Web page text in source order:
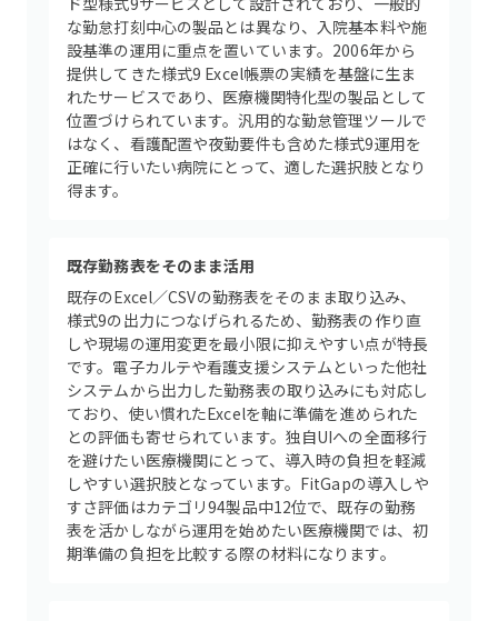
な勤怠打刻中心の製品とは異なり、入院基本料や施
設基準の運用に重点を置いています。2006年から
提供してきた様式9 Excel帳票の実績を基盤に生ま
れたサービスであり、医療機関特化型の製品として
位置づけられています。汎用的な勤怠管理ツールで
はなく、看護配置や夜勤要件も含めた様式9運用を
正確に行いたい病院にとって、適した選択肢となり
得ます。
既存勤務表をそのまま活用
既存のExcel／CSVの勤務表をそのまま取り込み、
様式9の出力につなげられるため、勤務表の作り直
しや現場の運用変更を最小限に抑えやすい点が特長
です。電子カルテや看護支援システムといった他社
システムから出力した勤務表の取り込みにも対応し
ており、使い慣れたExcelを軸に準備を進められた
との評価も寄せられています。独自UIへの全面移行
を避けたい医療機関にとって、導入時の負担を軽減
しやすい選択肢となっています。FitGapの導入しや
すさ評価はカテゴリ94製品中12位で、既存の勤務
表を活かしながら運用を始めたい医療機関では、初
期準備の負担を比較する際の材料になります。